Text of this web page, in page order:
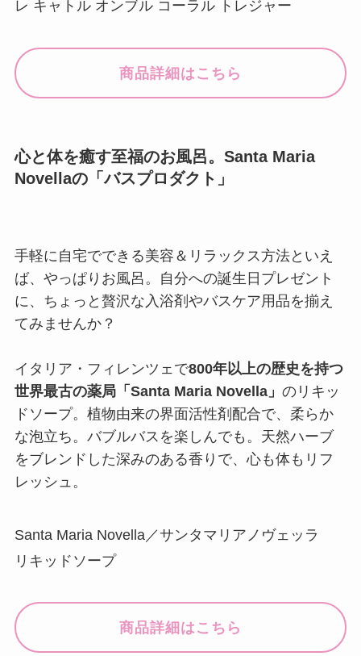
レ キャトル オンブル コーラル トレジャー
商品詳細はこちら
心と体を癒す至福のお風呂。Santa Maria
Novellaの「バスプロダクト」
手軽に自宅でできる美容＆リラックス方法といえ
ば、やっぱりお風呂。自分への誕生日プレゼント
に、ちょっと贅沢な入浴剤やバスケア用品を揃え
てみませんか？
イタリア・フィレンツェで800年以上の歴史を持つ
世界最古の薬局「Santa Maria Novella」 のリキッ
ドソープ。植物由来の界面活性剤配合で、柔らか
な泡立ち。バブルバスを楽しんでも。天然ハーブ
をブレンドした深みのある香りで、心も体もリフ
レッシュ。
Santa Maria Novella／サンタマリアノヴェッラ
リキッドソープ
商品詳細はこちら